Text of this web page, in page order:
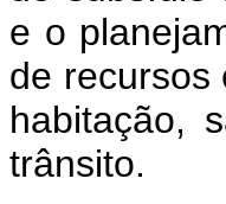
e o
de recursos
habitação,
trânsito.